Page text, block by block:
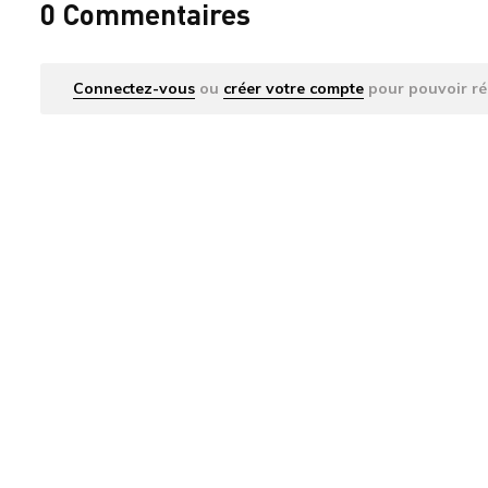
0 Commentaires
Connectez-vous ou créer votre compte pour pouvoir